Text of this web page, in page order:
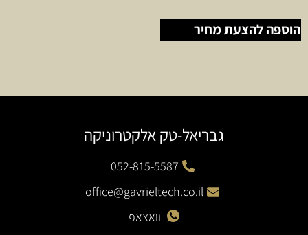
הוספה להצעת מחיר
גבריאל-טק אלקטרוניקה
052-815-5587
office@gavrieltech.co.il
וואצאפ